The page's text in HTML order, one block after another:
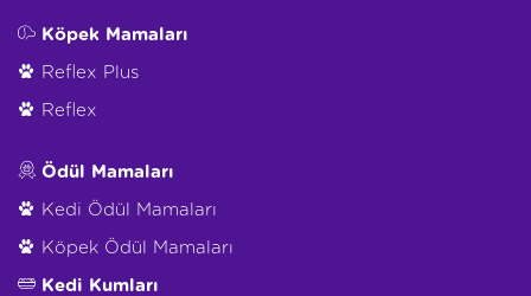
Köpek Mamaları
Reflex Plus
Reflex
Ödül Mamaları
Kedi Ödül Mamaları
Köpek Ödül Mamaları
Kedi Kumları